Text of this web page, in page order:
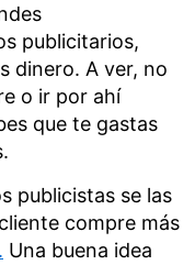
publicitarios,
dinero. A ver, no
o ir por ahí
que te gastas
publicistas se las
compre más
Una buena idea